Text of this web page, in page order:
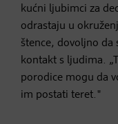
kućni ljubimci za
odrastaju u
štence, dovoljno da
kontakt s ljudima.
porodice mogu da
im postati teret."